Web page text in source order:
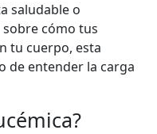
saludable o
cómo tus
tu cuerpo, esta
de entender la carga